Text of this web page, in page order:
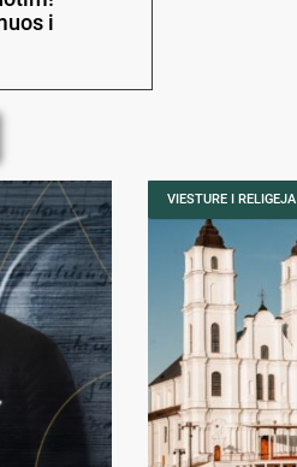
i
VIESTURE I RELIGEJA